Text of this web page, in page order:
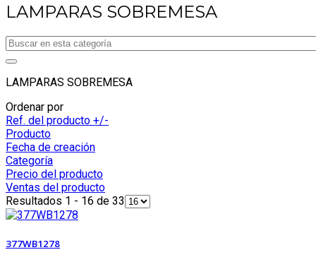
LAMPARAS SOBREMESA
LAMPARAS SOBREMESA
Ordenar por
Ref. del producto +/-
Producto
Fecha de creación
Categoría
Precio del producto
Ventas del producto
Resultados 1 - 16 de 33
377WB1278